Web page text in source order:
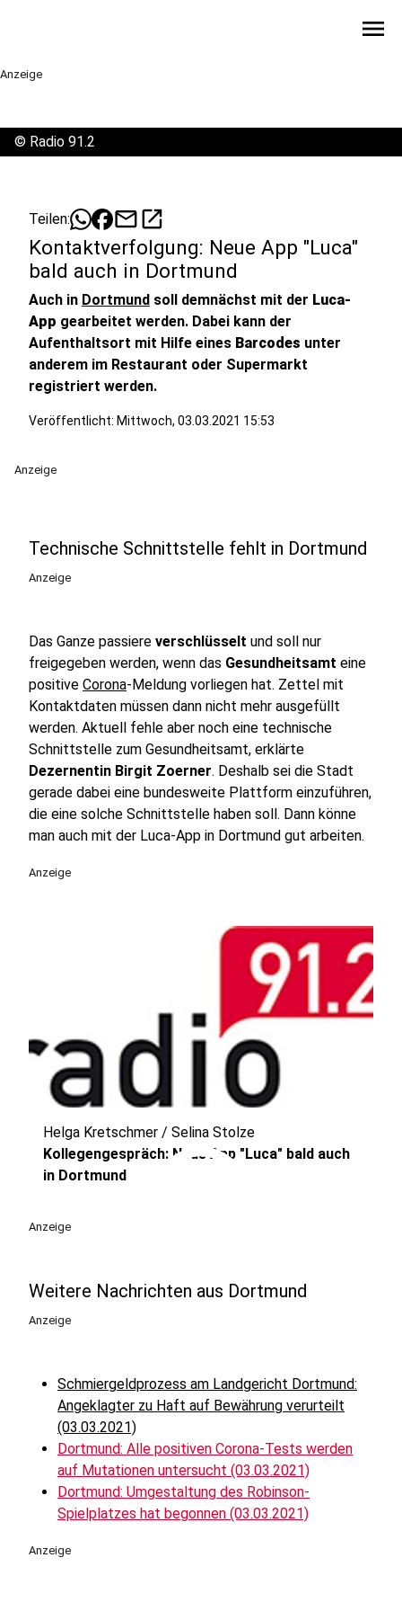
menu
Anzeige
© Radio 91.2
Teilen: mailopen_in_new
Kontaktverfolgung: Neue App "Luca"
bald auch in Dortmund
Auch in Dortmund soll demnächst mit der Luca-
App gearbeitet werden. Dabei kann der
Aufenthaltsort mit Hilfe eines Barcodes unter
anderem im Restaurant oder Supermarkt
registriert werden.
Veröffentlicht: Mittwoch, 03.03.2021 15:53
Anzeige
Technische Schnittstelle fehlt in Dortmund
Anzeige
Das Ganze passiere verschlüsselt und soll nur
freigegeben werden, wenn das Gesundheitsamt eine
positive Corona-Meldung vorliegen hat. Zettel mit
Kontaktdaten müssen dann nicht mehr ausgefüllt
werden. Aktuell fehle aber noch eine technische
Schnittstelle zum Gesundheitsamt, erklärte
Dezernentin Birgit Zoerner. Deshalb sei die Stadt
gerade dabei eine bundesweite Plattform einzuführen,
die eine solche Schnittstelle haben soll. Dann könne
man auch mit der Luca-App in Dortmund gut arbeiten.
Anzeige
play_circle
Helga Kretschmer / Selina Stolze
Kollegengespräch: Neue App "Luca" bald auch
in Dortmund
Anzeige
Weitere Nachrichten aus Dortmund
Anzeige
Schmiergeldprozess am Landgericht Dortmund:
Angeklagter zu Haft auf Bewährung verurteilt
(03.03.2021)
Dortmund: Alle positiven Corona-Tests werden
auf Mutationen untersucht (03.03.2021)
Dortmund: Umgestaltung des Robinson-
Spielplatzes hat begonnen (03.03.2021)
Anzeige